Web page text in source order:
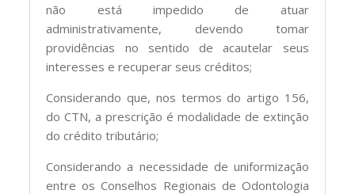
não está impedido de atuar
administrativamente, devendo tomar
providências no sentido de acautelar seus
interesses e recuperar seus créditos;
Considerando que, nos termos do artigo 156,
do CTN, a prescrição é modalidade de extinção
do crédito tributário;
Considerando a necessidade de uniformização
entre os Conselhos Regionais de Odontologia